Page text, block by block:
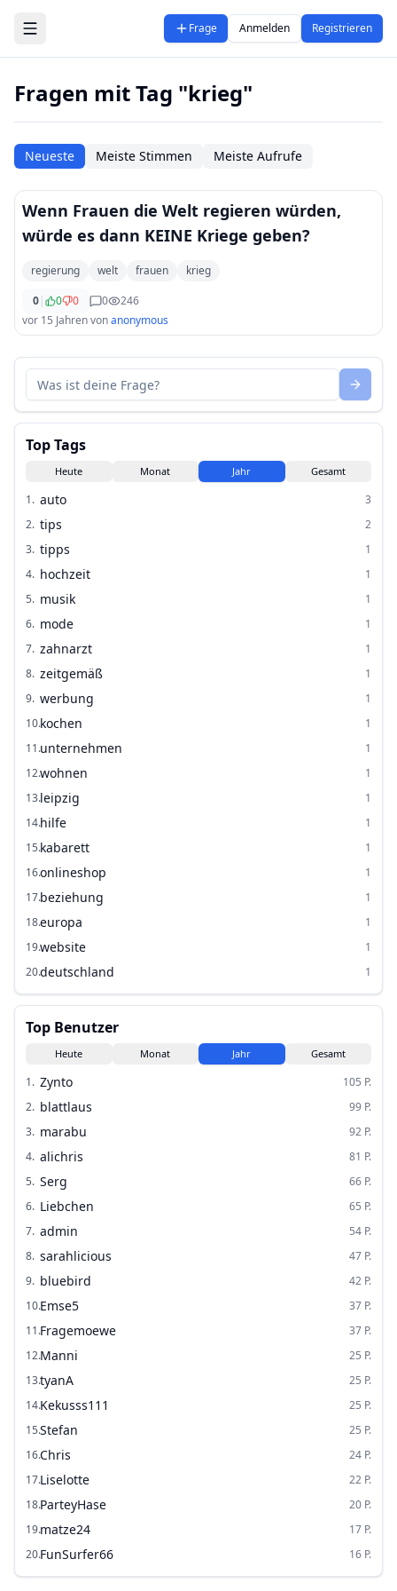
Zum Hauptinhalt springen
Frage Anmelden Registrieren
Fragen mit Tag "krieg"
Neueste Meiste Stimmen Meiste Aufrufe
Wenn Frauen die Welt regieren würden,
würde es dann KEINE Kriege geben?
regierung welt frauen
krieg
0| 0 0 0
246
vor 15 Jahrenvonanonymous
Top Tags
Heute Monat Jahr Gesamt
1. auto
3
2. tips
2
3. tipps
1
4. hochzeit
1
5. musik
1
6. mode
1
7. zahnarzt
1
8. zeitgemäß
1
9. werbung
1
10.kochen
1
11.unternehmen
1
12.wohnen
1
13.leipzig
1
14.hilfe
1
15.kabarett
1
16.onlineshop
1
17.beziehung
1
18.europa
1
19.website
1
20.deutschland 1
Top Benutzer
Heute Monat Jahr Gesamt
1. Zynto 105 P.
2. blattlaus 99 P.
3. marabu 92 P.
4. alichris 81 P.
5. Serg 66 P.
6. Liebchen 65 P.
7. admin 54 P.
8. sarahlicious 47 P.
9. bluebird 42 P.
10.Emse5 37 P.
11.Fragemoewe 37 P.
12.Manni 25 P.
13.tyanA 25 P.
14.Kekusss111 25 P.
15.Stefan 25 P.
16.Chris 24 P.
17.Liselotte 22 P.
18.ParteyHase 20 P.
19.matze24 17 P.
20.FunSurfer66 16 P.